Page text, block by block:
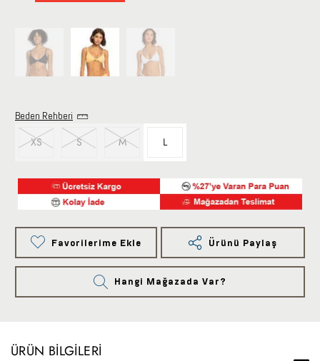
Beden Rehberi
XS S M L
Favorilerime Ekle Ürünü Paylaş
Hangi Mağazada Var?
ÜRÜN BILGILERI